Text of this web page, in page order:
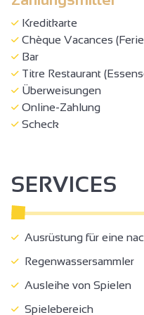
Kreditkarte
Chèque Vacances
Bar
Titre Restaurant
Überweisungen
Online-Zahlung
Scheck
SERVICES
Ausrüstung für eine
Regenwassersammler
Ausleihe von Spielen
Spielebereich